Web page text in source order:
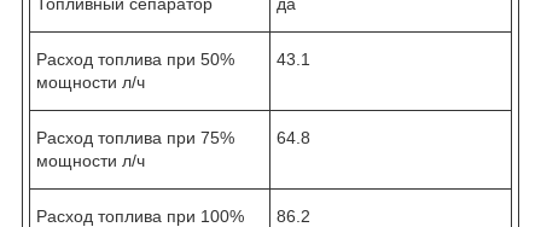
Расход топлива при 50%
мощности л/ч
43.1
Расход топлива при 75%
мощности л/ч
64.8
Расход топлива при 100%
86.2